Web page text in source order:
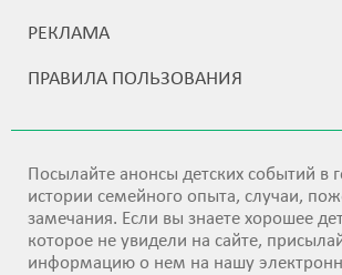
РЕКЛАМА
ПРАВИЛА ПОЛЬЗОВАНИЯ
Посылайте анонсы детских событий в
истории семейного опыта, случаи,
замечания. Если вы знаете хорошее
которое не увидели на сайте,
информацию о нем на нашу